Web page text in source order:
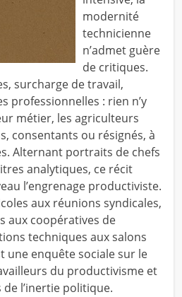
modernité
technicienne
n’admet guère
de critiques.
surcharge de travail,
professionnelles : rien n’y
métier, les agriculteurs
consentants ou résignés, à
Alternant portraits de chefs
analytiques, ce récit
l’engrenage productiviste.
aux réunions syndicales,
aux coopératives de
techniques aux salons
une enquête sociale sur le
du productivisme et
l’inertie politique.